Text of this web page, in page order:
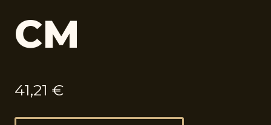
CM
41,21 €